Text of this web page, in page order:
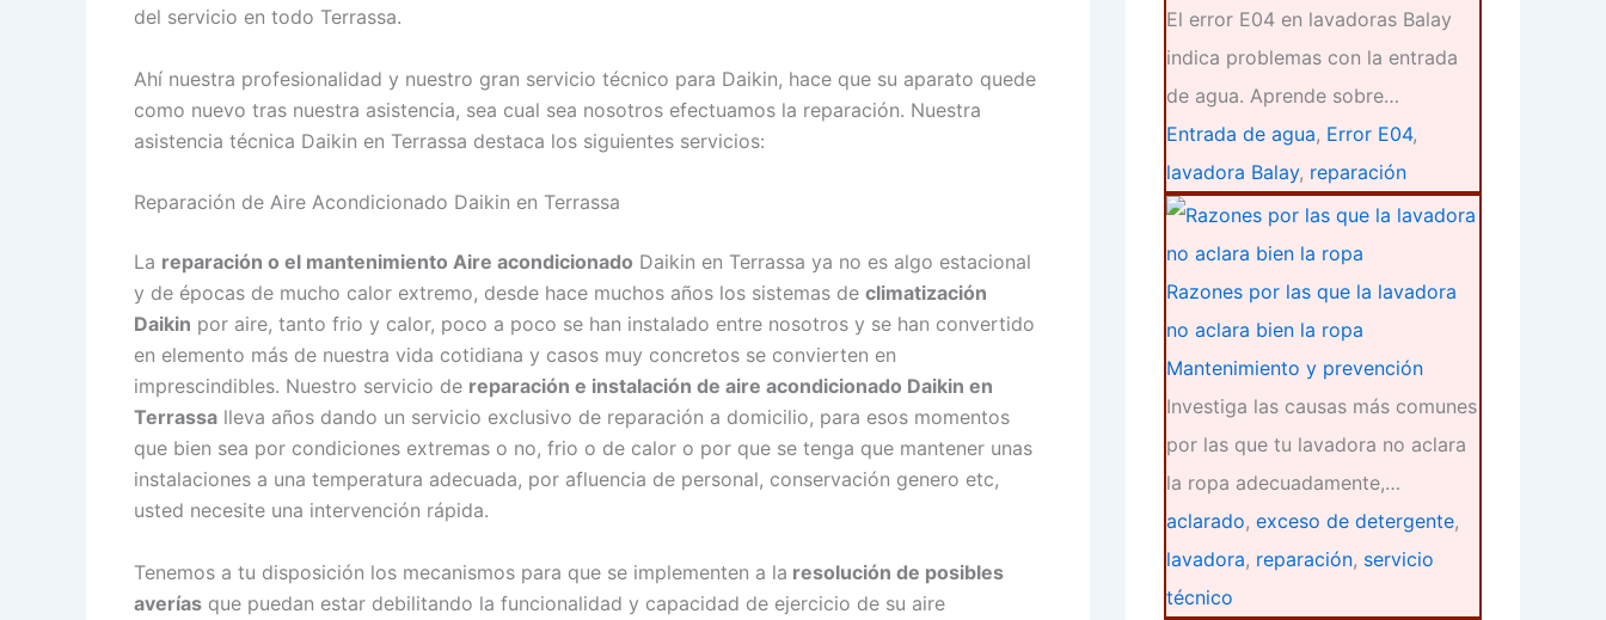
del servicio en todo Terrassa.
Ahí nuestra profesionalidad y nuestro gran servicio técnico para Daikin, hace que su aparato quede
como nuevo tras nuestra asistencia, sea cual sea nosotros efectuamos la reparación. Nuestra
asistencia técnica Daikin en Terrassa destaca los siguientes servicios:
Reparación de Aire Acondicionado Daikin en Terrassa
La reparación o el mantenimiento Aire acondicionado Daikin en Terrassa ya no es algo estacional
y de épocas de mucho calor extremo, desde hace muchos años los sistemas de climatización
Daikin por aire, tanto frio y calor, poco a poco se han instalado entre nosotros y se han convertido
en elemento más de nuestra vida cotidiana y casos muy concretos se convierten en
imprescindibles. Nuestro servicio de reparación e instalación de aire acondicionado Daikin en
Terrassa lleva años dando un servicio exclusivo de reparación a domicilio, para esos momentos
que bien sea por condiciones extremas o no, frio o de calor o por que se tenga que mantener unas
instalaciones a una temperatura adecuada, por afluencia de personal, conservación genero etc,
usted necesite una intervención rápida.
Tenemos a tu disposición los mecanismos para que se implementen a la resolución de posibles
averías que puedan estar debilitando la funcionalidad y capacidad de ejercicio de su aire
El error E04 en lavadoras Balay
indica problemas con la entrada
de agua. Aprende sobre…
Entrada de agua, Error E04,
lavadora Balay, reparación
Razones por las que la lavadora
no aclara bien la ropa
Mantenimiento y prevención
Investiga las causas más comunes
por las que tu lavadora no aclara
la ropa adecuadamente,…
aclarado, exceso de detergente,
lavadora, reparación, servicio
técnico